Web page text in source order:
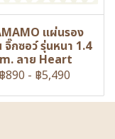
แผ่นรอง
จิ๊กซอว์ รุ่นหนา 1.4
ลาย Heart
฿890 - ฿5,490